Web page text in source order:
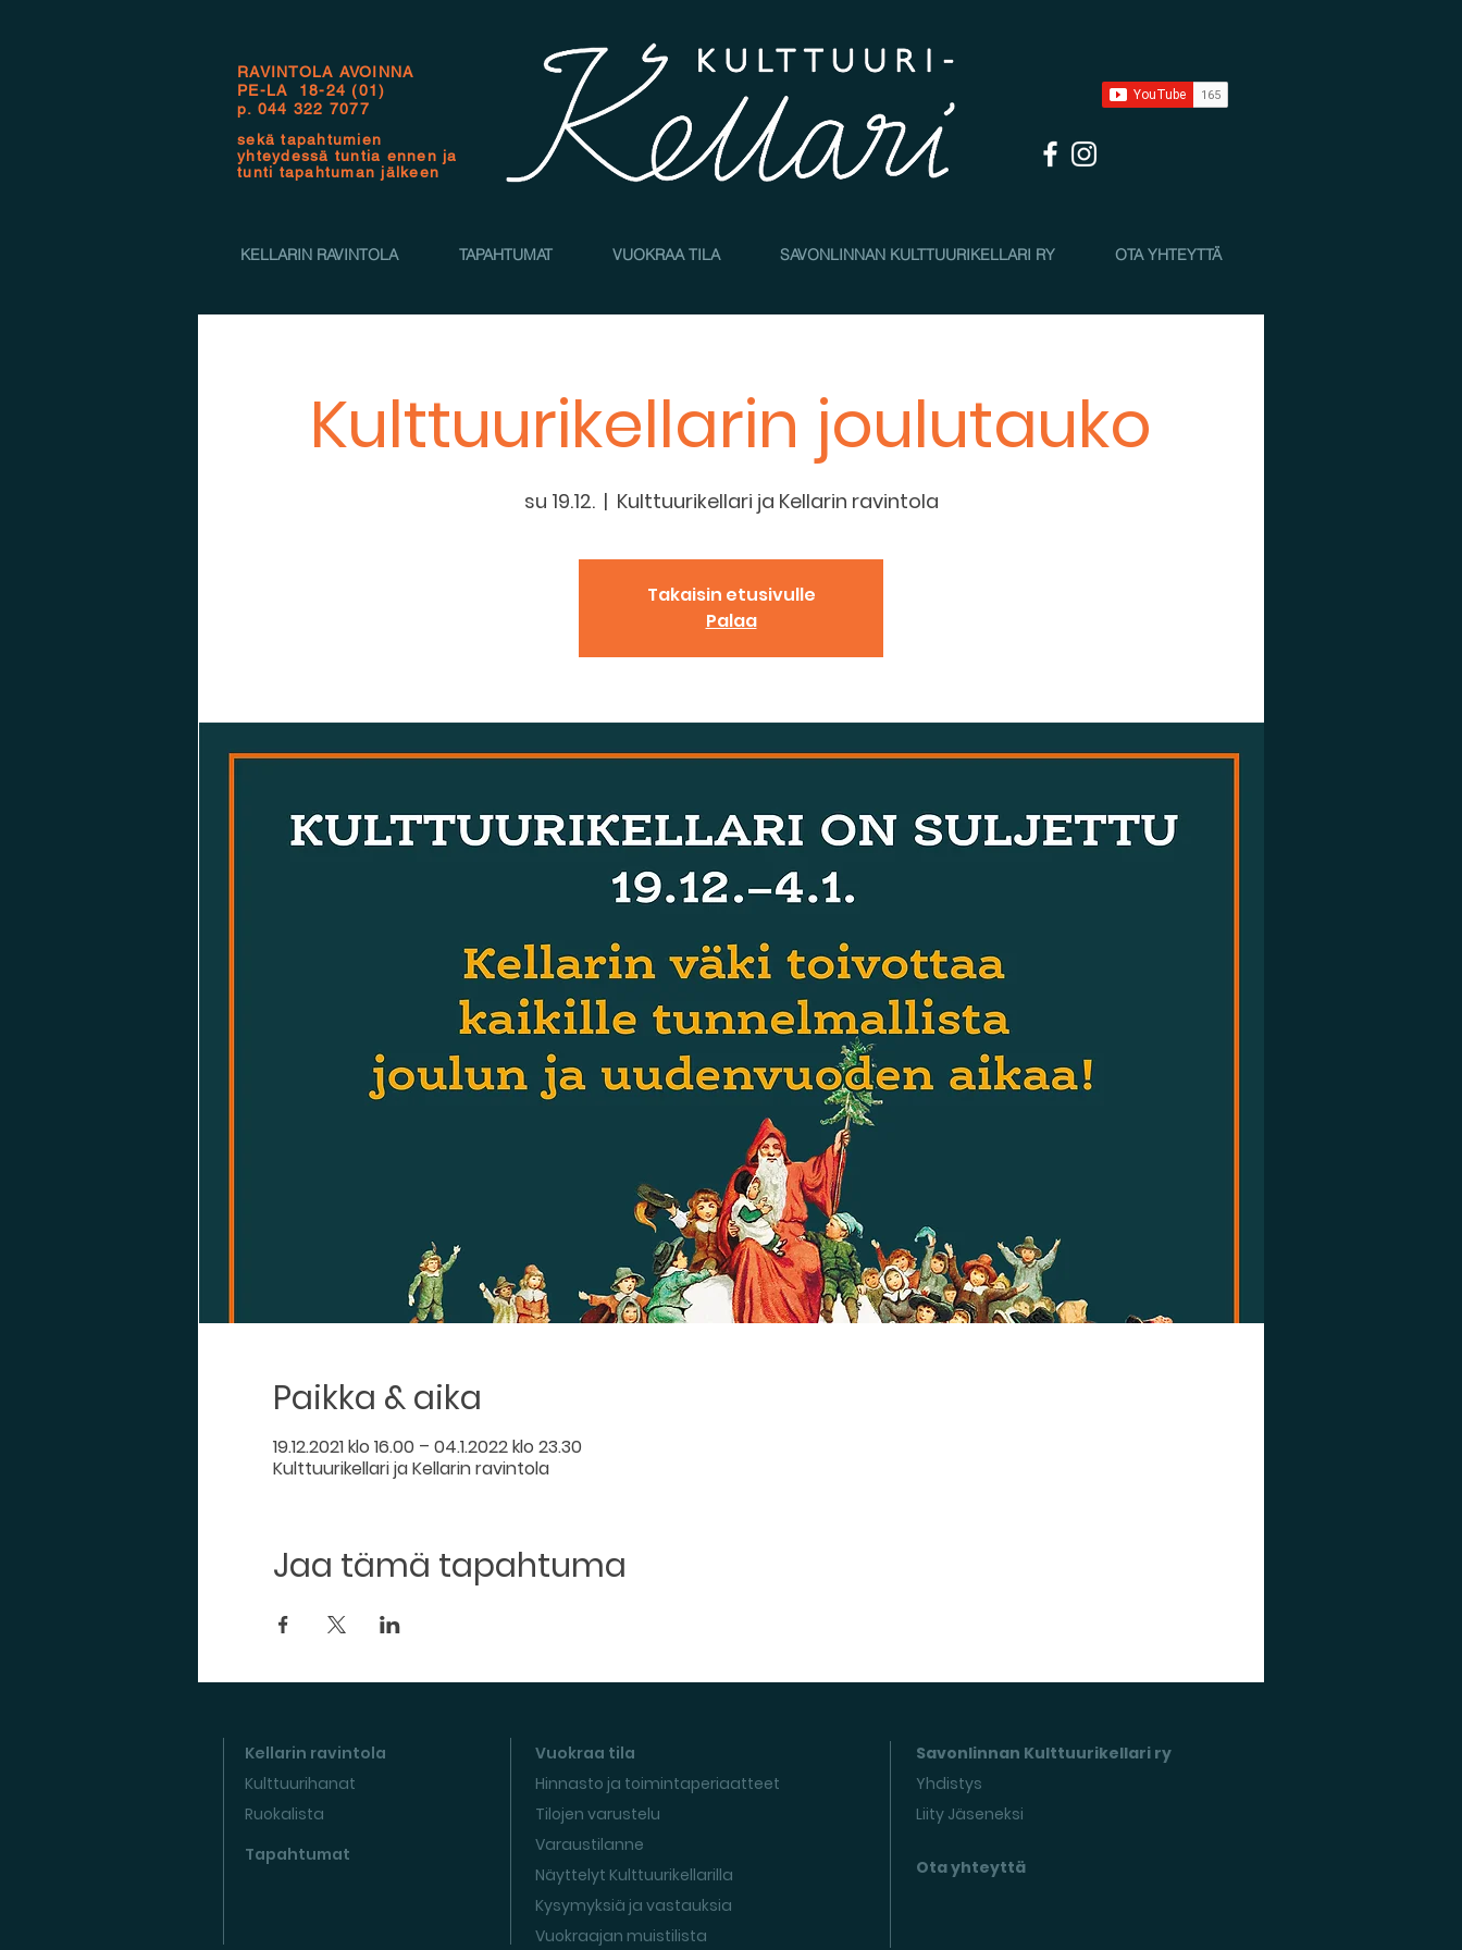
RAVINTOLA AVOINNA
PE-LA 18-24 (01)
p. 044 322 7077
sekä tapahtumien
yhteydessä tuntia ennen ja
tunti tapahtuman jälkeen
KELLARIN RAVINTOLA TAPAHTUMAT VUOKRAA TILA SAVONLINNAN KULTTUURIKELLARI RY OTA YHTEYTTÄ
Kulttuurikellarin joulutauko
su 19.12.
  |
Kulttuurikellari ja Kellarin ravintola
Takaisin etusivulle
Palaa
Paikka & aika
19.12.2021 klo 16.00 – 04.1.2022 klo 23.30
Kulttuurikellari ja Kellarin ravintola
Jaa tämä tapahtuma
Kellarin ravintola
Kulttuurihanat
Ruokalista
Tapahtumat
Vuokraa tila
Hinnasto ja toimintaperiaatteet
Tilojen varustelu
Varaustilanne
Näyttelyt Kulttuurikellarilla
Kysymyksiä ja vastauksia
Vuokraajan muistilista
Savonlinnan Kulttuurikellari ry
Yhdistys
Liity Jäseneksi
Ota yhteyttä